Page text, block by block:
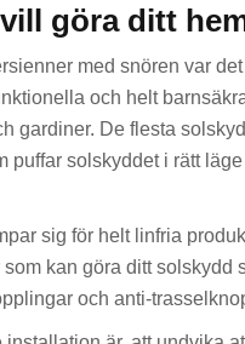
göra ditt
med snören var
och helt
gardiner. De flesta
puffar solskyddet i rätt läge
sig för helt linfria
kan göra ditt solskydd
och anti-